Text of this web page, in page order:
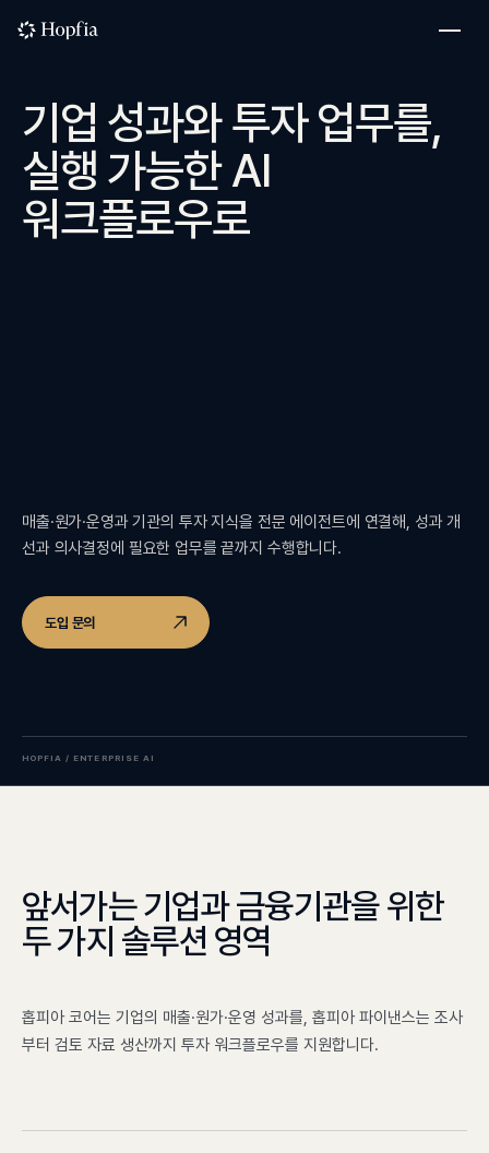
기업 성과와 투자 업무를,
실행 가능한 AI
워크플로우로
매출·원가·운영과 기관의 투자 지식을 전문 에이전트에 연결해, 성과 개
선과 의사결정에 필요한 업무를 끝까지 수행합니다.
도입 문의
HOPFIA / ENTERPRISE AI
앞서가는 기업과 금융기관을 위한
두 가지 솔루션 영역
홉피아 코어는 기업의 매출·원가·운영 성과를, 홉피아 파이낸스는 조사
부터 검토 자료 생산까지 투자 워크플로우를 지원합니다.